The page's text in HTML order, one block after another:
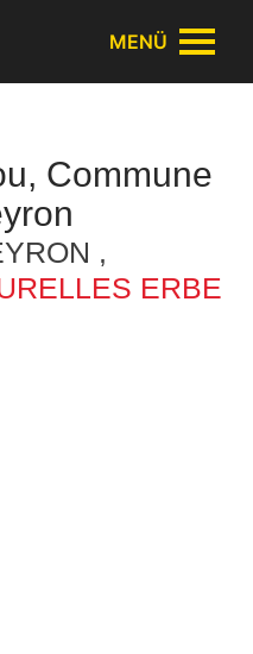
MENÜ
Commune
,
ERBE